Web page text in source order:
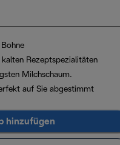
kalten Rezeptspezialitäten
Milchschaum.
auf Sie abgestimmt
hinzufügen